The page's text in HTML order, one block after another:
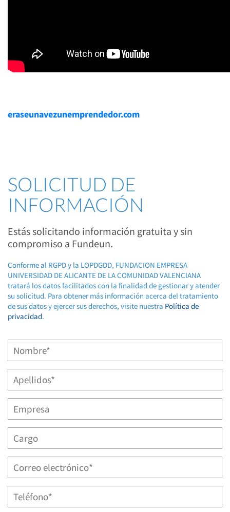
eraseunavezunemprendedor.com
SOLICITUD DE
INFORMACIÓN
Estás solicitando información gratuita y sin
compromiso a Fundeun.
Conforme al RGPD y la LOPDGDD, FUNDACION EMPRESA
UNIVERSIDAD DE ALICANTE DE LA COMUNIDAD VALENCIANA
tratará los datos facilitados con la finalidad de gestionar y atender
su solicitud. Para obtener más información acerca del tratamiento
de sus datos y ejercer sus derechos, visite nuestra Política de
privacidad.